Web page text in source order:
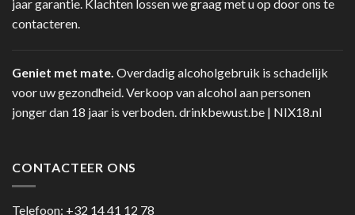
jaar garantie. Klachten lossen we graag met u op door ons te
contacteren.
Geniet met mate. Overdadig alcoholgebruik is schadelijk
voor uw gezondheid. Verkoop van alcohol aan personen
jonger dan 18 jaar is verboden. drinkbewust.be | NIX18.nl
CONTACTEER ONS
Telefoon: +32 14 41 12 78